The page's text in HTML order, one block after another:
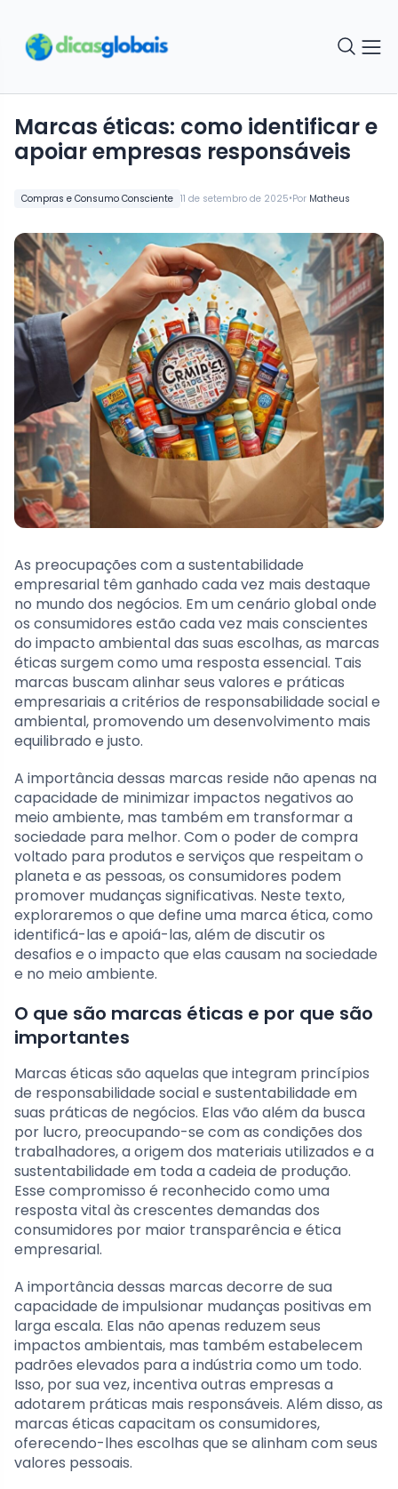
Compras e Consumo Consciente 11 de setembro de 2025•Por Matheus
Marcas éticas: como identificar e
apoiar empresas responsáveis
As preocupações com a sustentabilidade
empresarial têm ganhado cada vez mais destaque
no mundo dos negócios. Em um cenário global onde
os consumidores estão cada vez mais conscientes
do impacto ambiental das suas escolhas, as marcas
éticas surgem como uma resposta essencial. Tais
marcas buscam alinhar seus valores e práticas
empresariais a critérios de responsabilidade social e
ambiental, promovendo um desenvolvimento mais
equilibrado e justo.
A importância dessas marcas reside não apenas na
capacidade de minimizar impactos negativos ao
meio ambiente, mas também em transformar a
sociedade para melhor. Com o poder de compra
voltado para produtos e serviços que respeitam o
planeta e as pessoas, os consumidores podem
promover mudanças significativas. Neste texto,
exploraremos o que define uma marca ética, como
identificá-las e apoiá-las, além de discutir os
desafios e o impacto que elas causam na sociedade
e no meio ambiente.
O que são marcas éticas e por que são
importantes
Marcas éticas são aquelas que integram princípios
de responsabilidade social e sustentabilidade em
suas práticas de negócios. Elas vão além da busca
por lucro, preocupando-se com as condições dos
trabalhadores, a origem dos materiais utilizados e a
sustentabilidade em toda a cadeia de produção.
Esse compromisso é reconhecido como uma
resposta vital às crescentes demandas dos
consumidores por maior transparência e ética
empresarial.
A importância dessas marcas decorre de sua
capacidade de impulsionar mudanças positivas em
larga escala. Elas não apenas reduzem seus
impactos ambientais, mas também estabelecem
padrões elevados para a indústria como um todo.
Isso, por sua vez, incentiva outras empresas a
adotarem práticas mais responsáveis. Além disso, as
marcas éticas capacitam os consumidores,
oferecendo-lhes escolhas que se alinham com seus
valores pessoais.